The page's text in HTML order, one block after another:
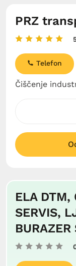
PRZ
Čiščenje
Telefon
ELA DTM,
SERVIS,
BURAZER